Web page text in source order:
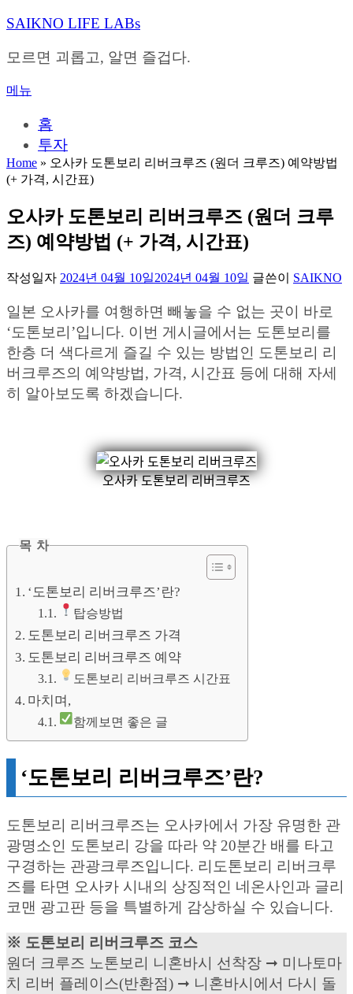
내
으
바
SAIKNO LIFE LABs
모르면 괴롭고, 알면 즐겁다.
메뉴
홈
투자
Home » 오사카 도톤보리 리버크루즈 (원더 크루즈) 예약방법
(+ 가격, 시간표)
오사카 도톤보리 리버크루즈 (원더 크루
즈) 예약방법 (+ 가격, 시간표)
작성일자 2024년 04월 10일2024년 04월 10일 글쓴이 SAIKNO
일본 오사카를 여행하면 빼놓을 수 없는 곳이 바로
‘도톤보리’입니다. 이번 게시글에서는 도톤보리를
한층 더 색다르게 즐길 수 있는 방법인 도톤보리 리
버크루즈의 예약방법, 가격, 시간표 등에 대해 자세
히 알아보도록 하겠습니다.
오사카 도톤보리 리버크루즈
목 차
‘도톤보리 리버크루즈’란?
탑승방법
도톤보리 리버크루즈 가격
도톤보리 리버크루즈 예약
도톤보리 리버크루즈 시간표
마치며,
함께보면 좋은 글
‘도톤보리 리버크루즈’란?
도톤보리 리버크루즈는 오사카에서 가장 유명한 관
광명소인 도톤보리 강을 따라 약 20분간 배를 타고
구경하는 관광크루즈입니다. 리도톤보리 리버크루
즈를 타면 오사카 시내의 상징적인 네온사인과 글리
코맨 광고판 등을 특별하게 감상하실 수 있습니다.
※ 도톤보리 리버크루즈 코스
원더 크루즈 노톤보리 니혼바시 선착장 ➞ 미나토마
치 리버 플레이스(반환점) ➞ 니혼바시에서 다시 돌